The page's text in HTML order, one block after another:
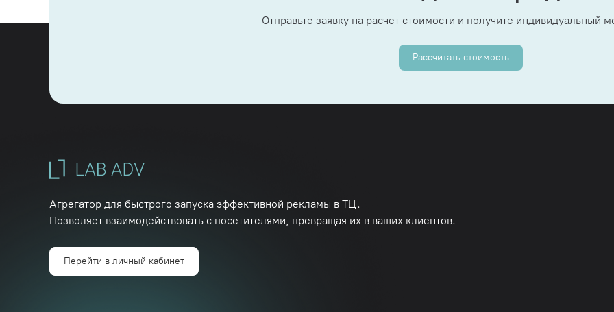
Отправьте заявку на расчет стоимости и получите индивидуальный
Рассчитать стоимость
Агрегатор для быстрого запуска эффективной рекламы в ТЦ.
Позволяет взаимодействовать с посетителями, превращая их в ваших клиентов.
Перейти в личный кабинет